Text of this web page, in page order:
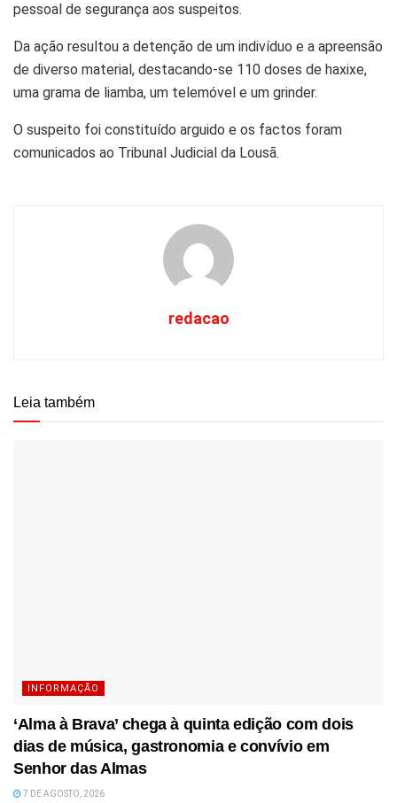
pessoal de segurança aos suspeitos.
Da ação resultou a detenção de um indivíduo e a apreensão
de diverso material, destacando-se 110 doses de haxixe,
uma grama de liamba, um telemóvel e um grinder.
O suspeito foi constituído arguido e os factos foram
comunicados ao Tribunal Judicial da Lousã.
redacao
Leia também
INFORMAÇÃO
‘Alma à Brava’ chega à quinta edição com dois
dias de música, gastronomia e convívio em
Senhor das Almas
7 DE AGOSTO, 2026